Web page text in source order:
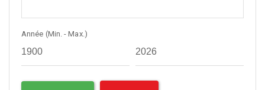
Année (Min. - Max.)